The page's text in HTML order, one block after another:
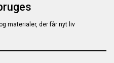
materialer, der får nyt liv